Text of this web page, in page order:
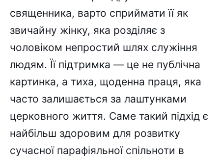
священника, варто сприймати її як
звичайну жінку, яка розділяє з
чоловіком непростий шлях служіння
людям. Її підтримка — це не публічна
картинка, а тиха, щоденна праця, яка
часто залишається за лаштунками
церковного життя. Саме такий підхід є
найбільш здоровим для розвитку
сучасної парафіяльної спільноти в